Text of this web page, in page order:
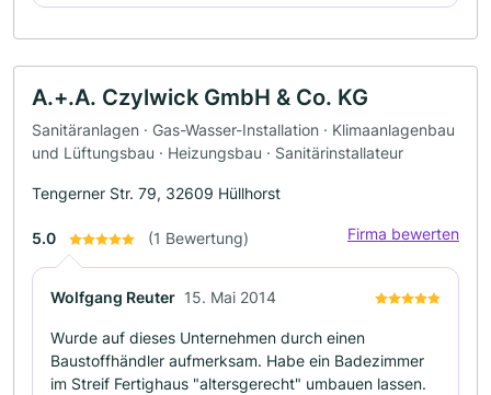
A.+.A. Czylwick GmbH & Co. KG
Sanitäranlagen · Gas-Wasser-Installation · Klimaanlagenbau
und Lüftungsbau · Heizungsbau · Sanitärinstallateur
Tengerner Str. 79, 32609 Hüllhorst
5.0 (1 Bewertung) Firma bewerten
Wolfgang Reuter 15. Mai 2014
Wurde auf dieses Unternehmen durch einen
Baustoffhändler aufmerksam. Habe ein Badezimmer
im Streif Fertighaus "altersgerecht" umbauen lassen.